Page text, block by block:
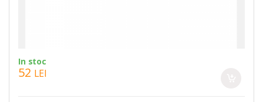
In stoc
52 LEI